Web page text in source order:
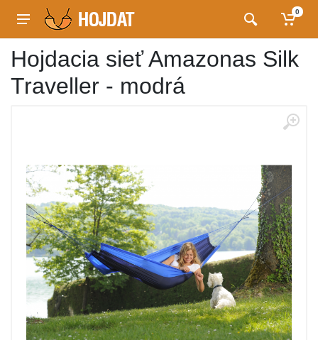
0
Hojdacia sieť Amazonas Silk
Traveller - modrá